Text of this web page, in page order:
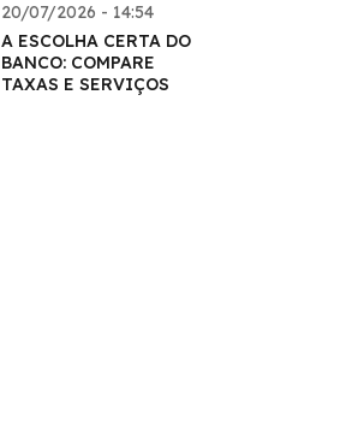
20/07/2026 - 14:54
A ESCOLHA CERTA DO
BANCO: COMPARE
TAXAS E SERVIÇOS